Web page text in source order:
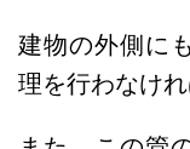
建物の外側に
理を行わなけれ